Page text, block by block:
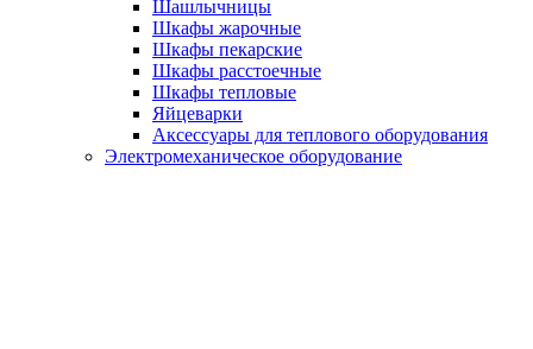
Шашлычницы
Шкафы жарочные
Шкафы пекарские
Шкафы расстоечные
Шкафы тепловые
Яйцеварки
Аксессуары для теплового оборудования
Электромеханическое оборудование